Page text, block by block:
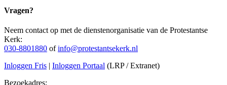
Vragen?
Neem contact op met de dienstenorganisatie van de Protestantse
Kerk:
030-8801880 ofinfo@protestantsekerk.nl
Inloggen Fris | Inloggen Portaal (LRP / Extranet)
Bezoekadres: